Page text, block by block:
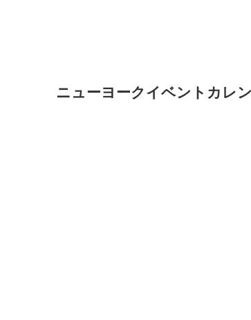
ニューヨークイベントカレ